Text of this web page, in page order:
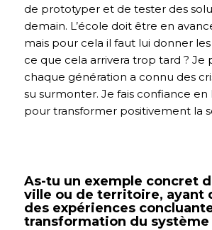
de prototyper et de tester des
demain. L’école doit être en
mais pour cela il faut lui donner
ce que cela arrivera trop tard ? Je
chaque génération a connu des
su surmonter. Je fais confiance en
pour transformer positivement la
As-tu un exemple concret
ville ou de territoire, ayant
des expériences
transformation du